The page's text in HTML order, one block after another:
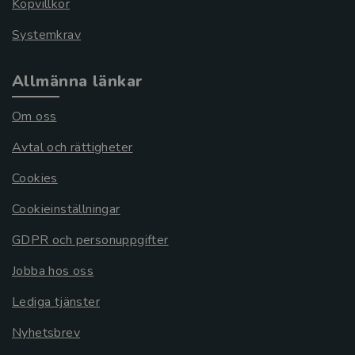
Köpvillkor
Systemkrav
Allmänna länkar
Om oss
Avtal och rättigheter
Cookies
Cookieinställningar
GDPR och personuppgifter
Jobba hos oss
Lediga tjänster
Nyhetsbrev